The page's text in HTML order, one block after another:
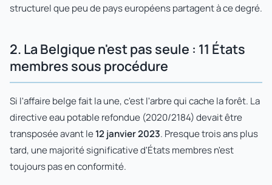
structurel que peu de pays européens partagent à ce degré.
2. La Belgique n'est pas seule : 11 États
membres sous procédure
Si l'affaire belge fait la une, c'est l'arbre qui cache la forêt. La
directive eau potable refondue (2020/2184) devait être
transposée avant le12 janvier 2023. Presque trois ans plus
tard, une majorité significative d'États membres n'est
toujours pas en conformité.